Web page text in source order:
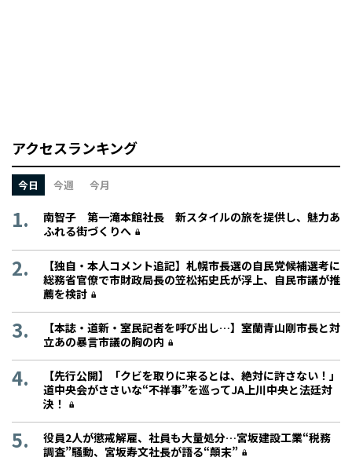
アクセスランキング
今日 今週 今月
南智子 第一滝本館社長 新スタイルの旅を提供し、魅力あ
ふれる街づくりへ
【独自・本人コメント追記】札幌市長選の自民党候補選考に
総務省官僚で市財政局長の笠松拓史氏が浮上、自民市議が推
薦を検討
【本誌・道新・室民記者を呼び出し…】室蘭青山剛市長と対
立あの暴言市議の胸の内
【先行公開】「クビを取りに来るとは、絶対に許さない！」
道中央会がささいな“不祥事”を巡ってJA上川中央と法廷対
決！
役員2人が懲戒解雇、社員も大量処分…宮坂建設工業“税務
調査”騒動、宮坂寿文社長が語る“顛末”